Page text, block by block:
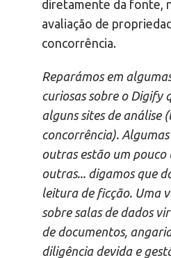
diretamente da fonte,
avaliação de
concorrência.
Reparámos em
curiosas sobre o Digify
alguns sites de análise
concorrência).
outras estão um pouco
outras... digamos que
leitura de ficção. Uma
sobre salas de dados
de documentos,
diligência devida e